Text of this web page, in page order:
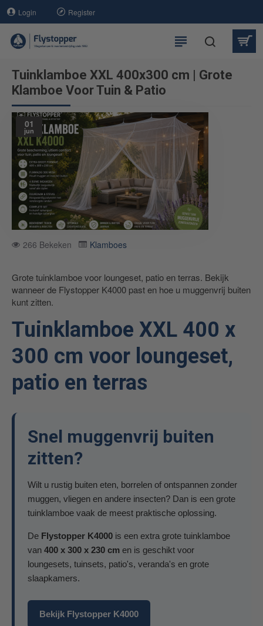
Login Register
Tuinklamboe XXL 400x300 cm | Grote
Klamboe Voor Tuin & Patio
01
jun
266 Bekeken Klamboes
Grote tuinklamboe voor loungeset, patio en terras. Bekijk
wanneer de Flystopper K4000 past en hoe u muggenvrij buiten
kunt zitten.
Tuinklamboe XXL 400 x
300 cm voor loungeset,
patio en terras
Snel muggenvrij buiten
zitten?
Wilt u rustig buiten eten, borrelen of ontspannen zonder
muggen, vliegen en andere insecten? Dan is een grote
tuinklamboe vaak de meest praktische oplossing.
De Flystopper K4000 is een extra grote tuinklamboe
van 400 x 300 x 230 cm en is geschikt voor
loungesets, tuinsets, patio's, veranda's en grote
slaapkamers.
Bekijk Flystopper K4000